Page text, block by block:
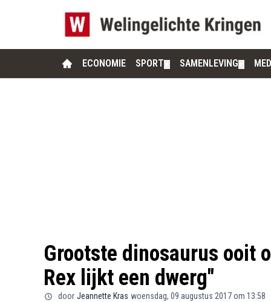
ECONOMIE SPORT SAMENLEVING
Grootste dinosaurus ooit
Rex lijkt een dwerg"
door Jeannette Kras woensdag, 09 augustus 2017 om 13:58